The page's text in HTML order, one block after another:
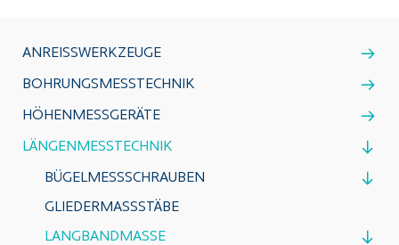
ANREISSWERKZEUGE
BOHRUNGSMESSTECHNIK
HÖHENMESSGERÄTE
LÄNGENMESSTECHNIK
BÜGELMESSSCHRAUBEN
GLIEDERMASSSTÄBE
LANGBANDMASSE